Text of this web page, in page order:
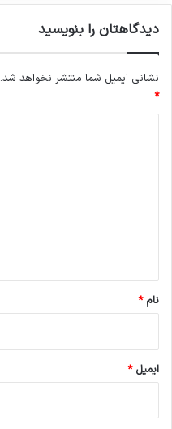
دیدگاهتان را بنویسید
نشانی ایمیل شما منتشر نخواهد شد.
*
نام*
ایمیل*